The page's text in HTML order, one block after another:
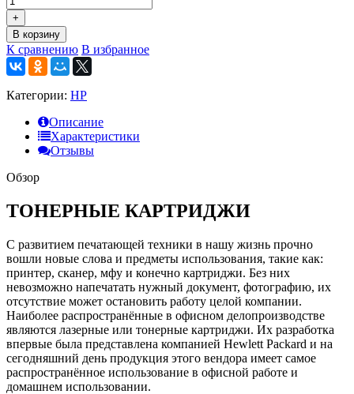
+
В корзину
К сравнению В избранное
Категории: HP
Описание
Характеристики
Отзывы
Обзор
ТОНЕРНЫЕ КАРТРИДЖИ
С развитием печатающей техники в нашу жизнь прочно
вошли новые слова и предметы использования, такие как:
принтер, сканер, мфу и конечно картриджи. Без них
невозможно напечатать нужный документ, фотографию, их
отсутствие может остановить работу целой компании.
Наиболее распространённые в офисном делопроизводстве
являются лазерные или тонерные картриджи. Их разработка
впервые была представлена компанией Hewlett Packard и на
сегодняшний день продукция этого вендора имеет самое
распространённое использование в офисной работе и
домашнем использовании.